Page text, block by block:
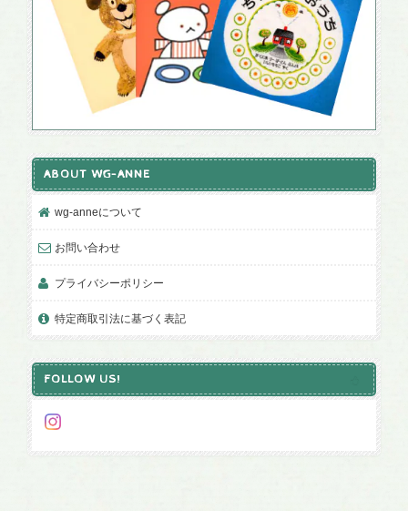
ABOUT WG-ANNE
wg-anneについて
お問い合わせ
プライバシーポリシー
特定商取引法に基づく表記
FOLLOW US!